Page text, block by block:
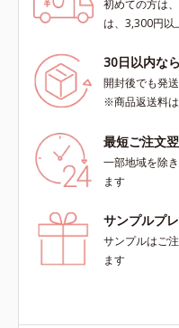
初めての方は
は、3,300円以
30日以内な
開封後でも発
※商品返送料
最短ご注文
一部地域を除
ます
サンプルプ
サンプルはご
ます